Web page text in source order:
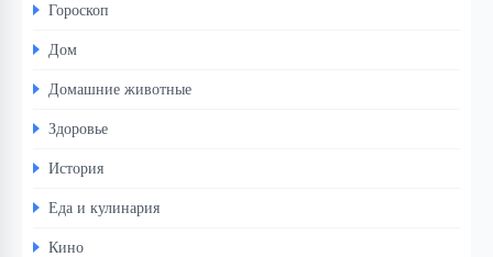
Гороскоп
Дом
Домашние животные
Здоровье
История
Еда и кулинария
Кино